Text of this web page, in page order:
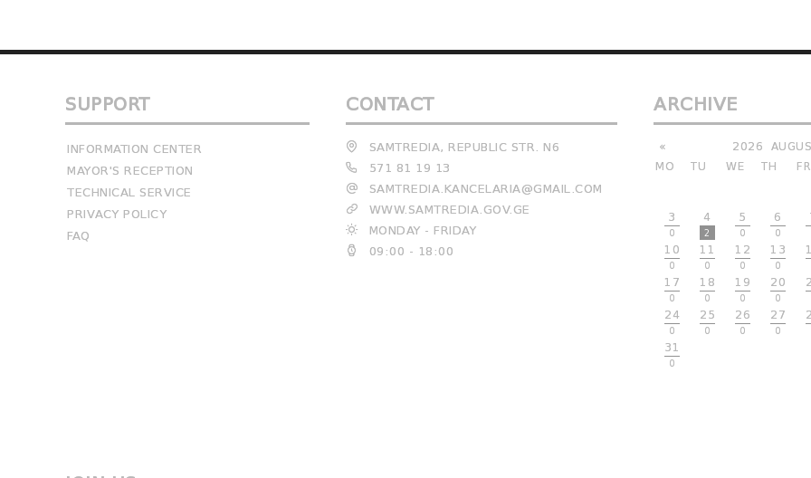
SUPPORT
INFORMATION CENTER
MAYOR'S RECEPTION
TECHNICAL SERVICE
PRIVACY POLICY
FAQ
CONTACT
SAMTREDIA, REPUBLIC STR. N6
571 81 19 13
SAMTREDIA.KANCELARIA@GMAIL.COM
WWW.SAMTREDIA.GOV.GE
MONDAY - FRIDAY
09:00 - 18:00
ARCHIVE
« 2026
MO
TU WE TH FR
3
0
4
2
5
0
6
0
10
0
11
0
12
0
13
0
17
0
18
0
19
0
20
0
24
0
25
0
26
0
27
0
31
0